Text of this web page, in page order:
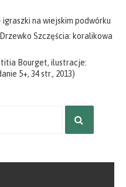
igraszki na wiejskim podwórku
Szczęścia: koralikowa
Bourget, ilustracje:
5+, 34 str., 2013)
SZUKAJ